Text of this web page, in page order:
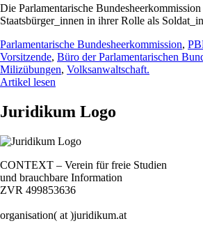
Die Parlamentarische
Staatsbürger_innen in ihrer Rolle als
Parlamentarische Bundesheerkommission,
Vorsitzende, Büro der Parlamentarischen
Milizübungen, Volksanwaltschaft.
Artikel lesen
Juridikum Logo
CONTEXT – Verein für freie Studien
und brauchbare Information
ZVR 499853636
organisation( at )juridikum.at